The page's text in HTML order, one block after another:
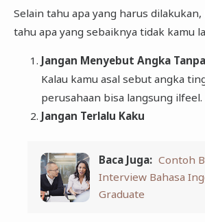
Selain tahu apa yang harus
tahu apa yang sebaiknya tidak kamu
Jangan Menyebut Angka
Kalau kamu asal sebut angka
perusahaan bisa langsung ilfeel.
Jangan Terlalu Kaku
Baca Juga: Contoh
Interview Bahasa
Graduate